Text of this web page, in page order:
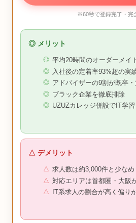
※60秒で登録完了・完
◎ メリット
平均20時間のオーダーメイ
入社後の定着率93%超の実
アドバイザーの9割が既卒
ブラック企業を徹底排除
UZUZカレッジ併設でIT学
△ デメリット
求人数は約3,000件と少なめ
対応エリアは首都圏・大阪
IT系求人の割合が高く偏り